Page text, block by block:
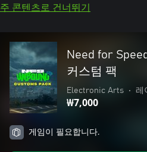
주 콘텐츠로 건너뛰기
Need for
커스텀 팩
Electronic Arts • 레
₩7,000
게임이 필요합니다.